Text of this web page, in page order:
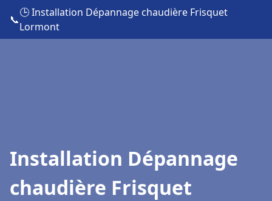
📞
🕒 Installation Dépannage chaudière Frisquet
Lormont
Installation Dépannage
chaudière Frisquet